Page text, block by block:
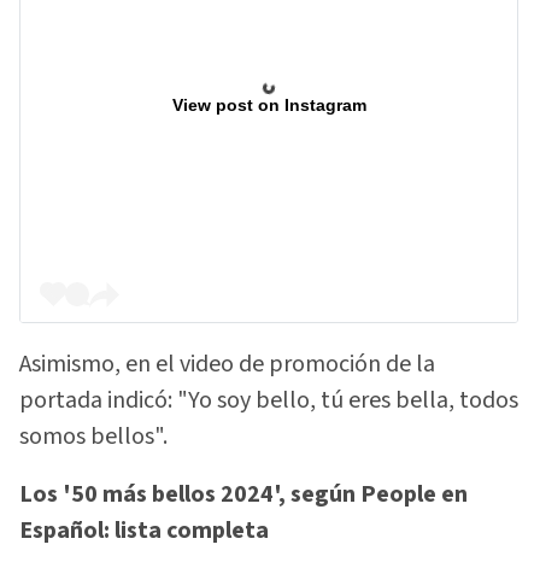
View post on Instagram
Asimismo, en el video de promoción de la
portada indicó: "Yo soy bello, tú eres bella, todos
somos bellos".
Los '50 más bellos 2024', según People en
Español: lista completa